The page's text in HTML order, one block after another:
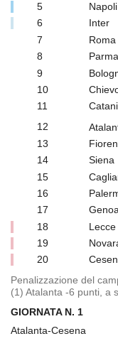
5
Napoli
6
Inter
7
Roma
8
Parma
9
10
11
12
13
14
Siena
15
16
17
18
Lecce
19
20
Penalizzazione del
(1) Atalanta -6 punti, a
GIORNATA N. 1
Atalanta-Cesena